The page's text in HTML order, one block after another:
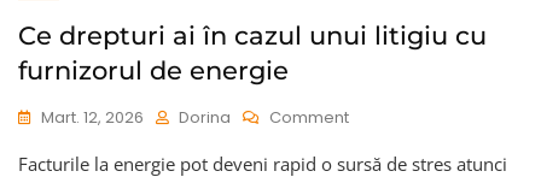
Ce drepturi ai în cazul unui litigiu cu
furnizorul de energie
Mart. 12, 2026 Dorina CommentOn
Drepturi
Facturile la energie pot deveni rapid o sursă de stres atunci